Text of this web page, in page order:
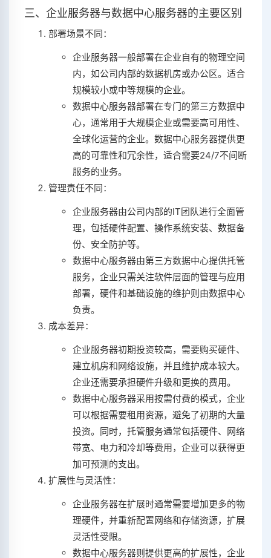
三、企业服务器与数据中心服务器的主要区别
部署场景不同：
企业服务器一般部署在企业自有的物理空间
内，如公司内部的数据机房或办公区。适合
规模较小或中等规模的企业。
数据中心服务器部署在专门的第三方数据中
心，通常用于大规模企业或需要高可用性、
全球化运营的企业。数据中心服务器提供更
高的可靠性和冗余性，适合需要24/7不间断
服务的业务。
管理责任不同：
企业服务器由公司内部的IT团队进行全面管
理，包括硬件配置、操作系统安装、数据备
份、安全防护等。
数据中心服务器由第三方数据中心提供托管
服务，企业只需关注软件层面的管理与应用
部署，硬件和基础设施的维护则由数据中心
负责。
成本差异：
企业服务器初期投资较高，需要购买硬件、
建立机房和网络设施，并且维护成本较大。
企业还需要承担硬件升级和更换的费用。
数据中心服务器采用按需付费的模式，企业
可以根据需要租用资源，避免了初期的大量
投资。同时，托管服务通常包括硬件、网络
带宽、电力和冷却等费用，企业可以获得更
加可预测的支出。
扩展性与灵活性：
企业服务器在扩展时通常需要增加更多的物
理硬件，并重新配置网络和存储资源，扩展
灵活性受限。
数据中心服务器则提供更高的扩展性，企业